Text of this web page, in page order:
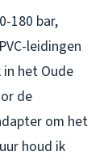
180 bar,
leidingen
het Oude
de
om het
houd ik